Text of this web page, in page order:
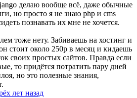
делаю вообще всё, даже обычные
но просто я не знаю php и cms
познавать их мне не хочется.
тоже нету. Забиваешь на хостинг и
стоит около 250р в месяц и кидаешь
своих простых сайтов. Правда если
то придётся потратить пару дней
но это полезные знания,
лет назад